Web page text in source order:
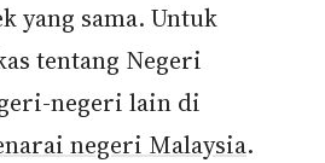
yang sama. Untuk
tentang Negeri
negeri lain di
negeri Malaysia.